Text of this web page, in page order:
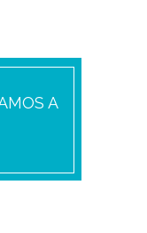
A